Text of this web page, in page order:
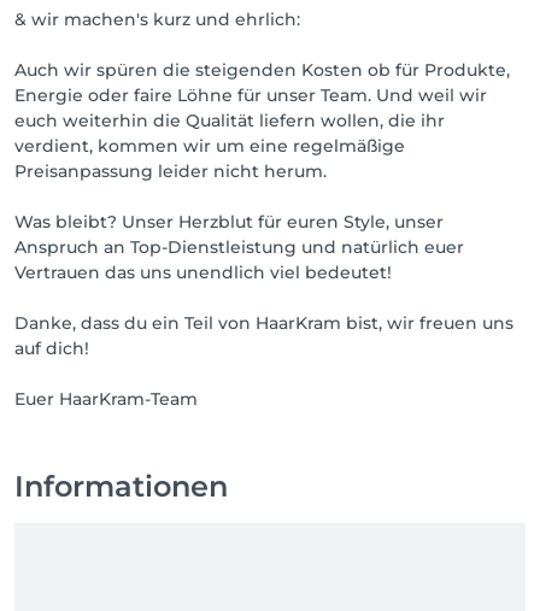
& wir machen's kurz und ehrlich:
Auch wir spüren die steigenden Kosten ob für Produkte,
Energie oder faire Löhne für unser Team. Und weil wir
euch weiterhin die Qualität liefern wollen, die ihr
verdient, kommen wir um eine regelmäßige
Preisanpassung leider nicht herum.
Was bleibt? Unser Herzblut für euren Style, unser
Anspruch an Top-Dienstleistung und natürlich euer
Vertrauen das uns unendlich viel bedeutet!
Danke, dass du ein Teil von HaarKram bist, wir freuen uns
auf dich!
Euer HaarKram-Team
Informationen